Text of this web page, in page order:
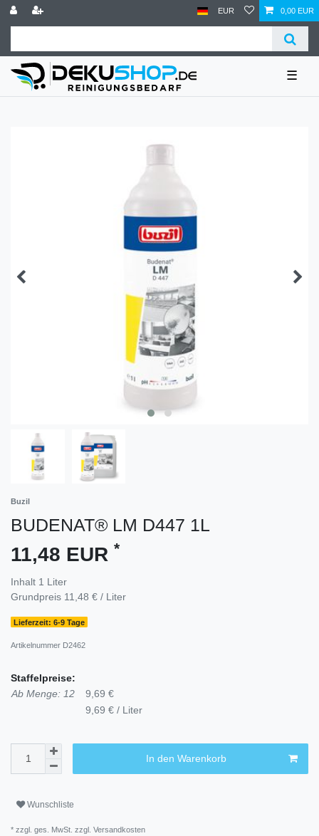
EUR 0,00 EUR
☰
Buzil
BUDENAT® LM D447 1L
11,48 EUR *
Inhalt 1 Liter
Grundpreis 11,48 € / Liter
Lieferzeit: 6-9 Tage
Artikelnummer D2462
Staffelpreise:
Ab Menge: 12
9,69 €
9,69 € / Liter
In den Warenkorb
Wunschliste
* zzgl. ges. MwSt. zzgl. Versandkosten